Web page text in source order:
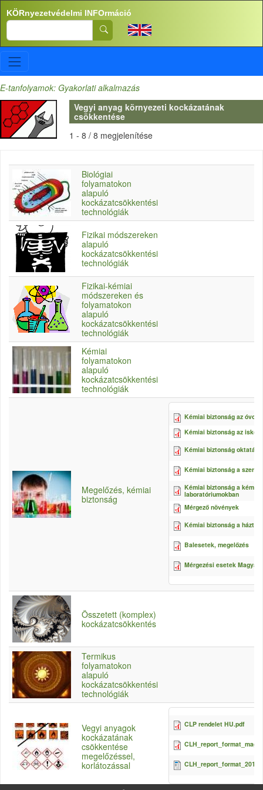
Ugrás a tartalomra
KÖRnyezetvédelmi INFOrmáció
Search
E-tanfolyamok: Gyakorlati alkalmazás
Vegyi anyag környezeti kockázatának
csökkentése
1 - 8 / 8 megjelenítése
Biológiai
folyamatokon
alapuló
kockázatcsökkentési
technológiák
Fizikai módszereken
alapuló
kockázatcsökkentési
technológiák
Fizikai-kémiai
módszereken és
folyamatokon
alapuló
kockázatcsökkentési
technológiák
Kémiai
folyamatokon
alapuló
kockázatcsökkentési
technológiák
Megelőzés, kémiai
biztonság
Kémiai biztonság az
Kémiai biztonság az
Kémiai biztonság oktatása
Kémiai biztonság a
Kémiai biztonság a kémiai
laboratóriumokban
Mérgező növények
Kémiai biztonság a
Balesetek, megelőzés
Mérgezési esetek
Összetett (komplex)
kockázatcsökkentés
Termikus
folyamatokon
alapuló
kockázatcsökkentési
technológiák
Vegyi anyagok
kockázatának
csökkentése
megelőzéssel,
korlátozással
CLP rendelet HU.pdf